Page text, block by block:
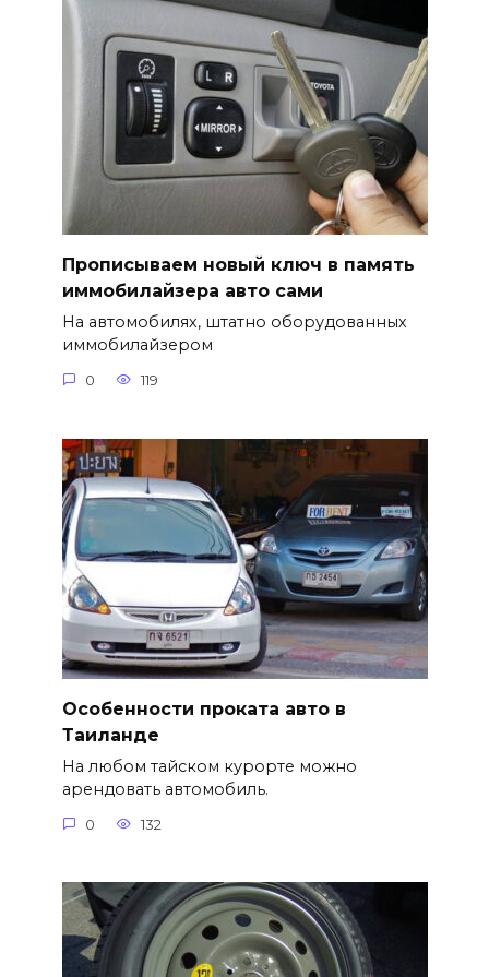
Прописываем новый ключ в память
иммобилайзера авто сами
На автомобилях, штатно оборудованных
иммобилайзером
0 119
Особенности проката авто в
Таиланде
На любом тайском курорте можно
арендовать автомобиль.
0 132